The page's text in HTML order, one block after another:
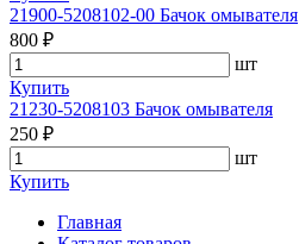
21900-5208102-00 Бачок омывателя
800 ₽
шт
Купить
21230-5208103 Бачок омывателя
250 ₽
шт
Купить
Главная